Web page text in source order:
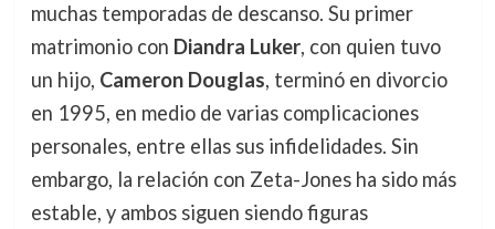
muchas temporadas de descanso. Su primer
matrimonio con Diandra Luker, con quien tuvo
un hijo, Cameron Douglas, terminó en divorcio
en 1995, en medio de varias complicaciones
personales, entre ellas sus infidelidades. Sin
embargo, la relación con Zeta-Jones ha sido más
estable, y ambos siguen siendo figuras